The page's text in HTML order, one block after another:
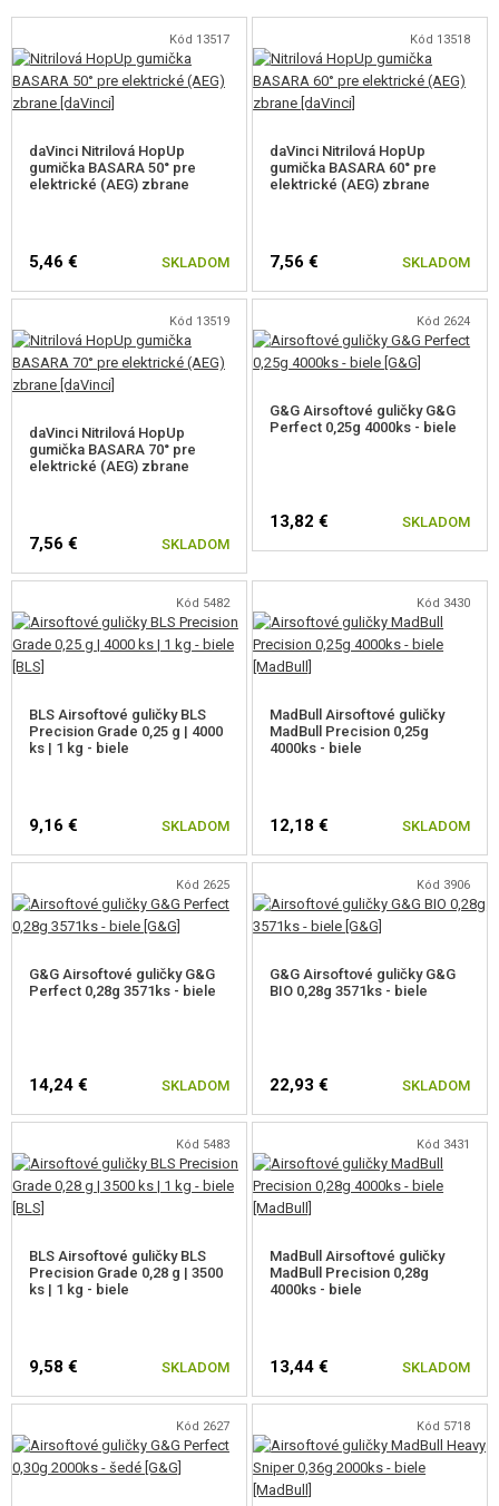
nebola vonkajšia hrana skosená, mohol by byť v takom prípade problém s
nasadením/natlačením gumičky na hlaveň. Skosenie hlavnej Guren tento
problém rieši a gumička ide bezproblémov nasadiť do správnej polohy.
Celý text
da Vinci airsoft
hlavní z najlepších materiálov a príslušenstva pre airsoftové zbrane.
Výroba prebieha na CNC strojoch, finálne leštenie je v rukách skúsených
remeselníkov. da Vinci nejde cestou masovej produkcie, takže každému
kusu sa pri výrobe môže venovať maximálna pozornosť. Výsledkom sú
Kód 13517
daVinci Nitrilová HopUp
gumička BASARA 50° pre
elektrické (AEG) zbrane
5,46 € SKLADOM
Kód 13518
daVinci Nitrilová HopUp
gumička BASARA 60° pre
elektrické (AEG) zbrane
7,56 € SKLADOM
Kód 13519
daVinci Nitrilová HopUp
gumička BASARA 70° pre
elektrické (AEG) zbrane
7,56 € SKLADOM
Kód 2624
G&G Airsoftové guličky G&G
Perfect 0,25g 4000ks - biele
13,82 € SKLADOM
Kód 5482
BLS Airsoftové guličky BLS
Precision Grade 0,25 g | 4000
ks | 1 kg - biele
9,16 € SKLADOM
Kód 3430
MadBull Airsoftové guličky
MadBull Precision 0,25g
4000ks - biele
12,18 € SKLADOM
Kód 2625
G&G Airsoftové guličky G&G
Perfect 0,28g 3571ks - biele
14,24 € SKLADOM
Kód 3906
G&G Airsoftové guličky G&G
BIO 0,28g 3571ks - biele
22,93 € SKLADOM
Kód 5483
BLS Airsoftové guličky BLS
Precision Grade 0,28 g | 3500
ks | 1 kg - biele
9,58 € SKLADOM
Kód 3431
MadBull Airsoftové guličky
MadBull Precision 0,28g
4000ks - biele
13,44 € SKLADOM
Kód 2627 Kód 5718